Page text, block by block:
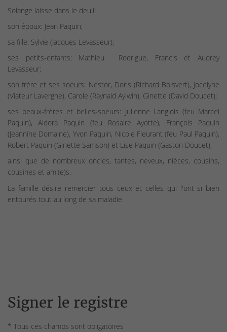
Solange laisse dans le deuil:
son époux: Jean Paquin;
sa fille: Sylvie (Jacques Levasseur);
ses petits-enfants: Mathieu Rodrigue, Francis et Audrey
Levasseur;
son frère et ses soeurs: Nestor, Doris (Richard Boisvert), Jocelyne
(Viateur Lavergne), Carole (Raynald Aylwin), Ginette (David Doucet);
ses beaux-frères et belles-soeurs: Julienne Langlois (feu Marcel
Paquin), Aldora Paquin (feu Rosaire Ayotte), François Paquin
(Jeannine Domaine), Yvon Paquin, Nicole Fleurant (feu Paul Paquin),
Robert Paquin (Ginette Samson) et Lise Paquin (Gaston Doucet);
ainsi que de nombreux oncles, tantes, neveux, nièces, cousins,
cousines et ami(e)s.
La famille désire remercier tous ceux et celles qui l'ont si bien
entourés tout au long de sa maladie.
Signer le registre
* Tous ces champs sont obligatoires